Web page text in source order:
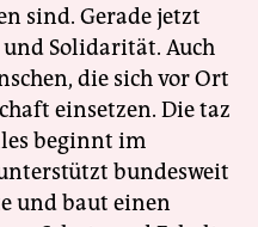
sind. Gerade jetzt
Solidarität. Auch
die sich vor Ort
einsetzen. Die taz
beginnt im
bundesweit
und baut einen